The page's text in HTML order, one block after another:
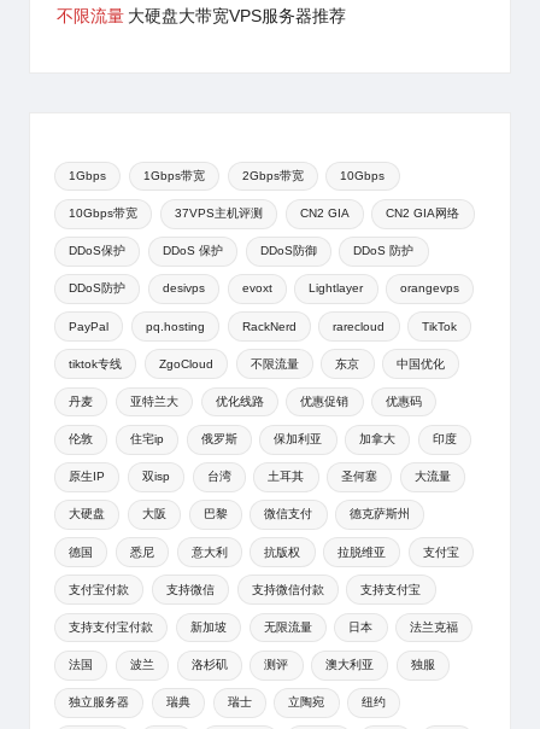
不限流量 大硬盘大带宽VPS服务器推荐
1Gbps 1Gbps带宽 2Gbps带宽 10Gbps
10Gbps带宽 37VPS主机评测 CN2 GIA CN2 GIA网络
DDoS保护 DDoS 保护 DDoS防御 DDoS 防护
DDoS防护 desivps evoxt Lightlayer orangevps
PayPal pq.hosting RackNerd rarecloud TikTok
tiktok专线 ZgoCloud 不限流量 东京 中国优化
丹麦 亚特兰大 优化线路 优惠促销 优惠码
伦敦 住宅ip 俄罗斯 保加利亚 加拿大 印度
原生IP 双isp 台湾 土耳其 圣何塞 大流量
大硬盘 大阪 巴黎 微信支付 德克萨斯州
德国 悉尼 意大利 抗版权 拉脱维亚 支付宝
支付宝付款 支持微信 支持微信付款 支持支付宝
支持支付宝付款 新加坡 无限流量 日本 法兰克福
法国 波兰 洛杉矶 测评 澳大利亚 独服
独立服务器 瑞典 瑞士 立陶宛 纽约